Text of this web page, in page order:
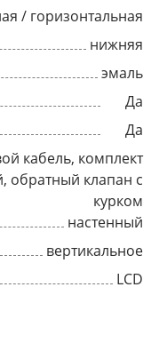
/ горизонтальная
нижняя
эмаль
Да
Да
кабель, комплект
обратный клапан с
курком
настенный
вертикальное
LCD